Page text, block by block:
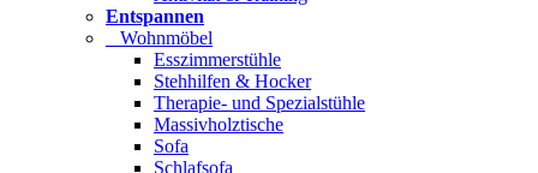
Entspannen
Wohnmöbel
Esszimmerstühle
Stehhilfen & Hocker
Therapie- und Spezialstühle
Massivholztische
Sofa
Schlafsofa